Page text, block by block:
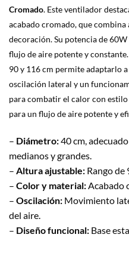
Cromado. Este ventilador
acabado cromado, que
decoración. Su potencia de
flujo de aire potente y
90 y 116 cm permite adaptarlo
oscilación lateral y un
para combatir el calor con
para un flujo de aire potente y
– Diámetro:40 cm,
medianos y grandes.
– Altura ajustable: Rango de
– Color y material:Acabado
– Oscilación: Movimiento
del aire.
– Diseño funcional: Base